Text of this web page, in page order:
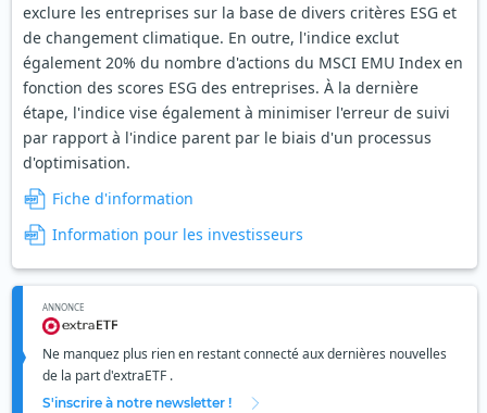
exclure les entreprises sur la base de divers critères ESG et
de changement climatique. En outre, l'indice exclut
également 20% du nombre d'actions du MSCI EMU Index en
fonction des scores ESG des entreprises. À la dernière
étape, l'indice vise également à minimiser l'erreur de suivi
par rapport à l'indice parent par le biais d'un processus
d'optimisation.
Fiche d'information
Information pour les investisseurs
ANNONCE
Ne manquez plus rien en restant connecté aux dernières nouvelles
de la part d'extraETF .
S'inscrire à notre newsletter !